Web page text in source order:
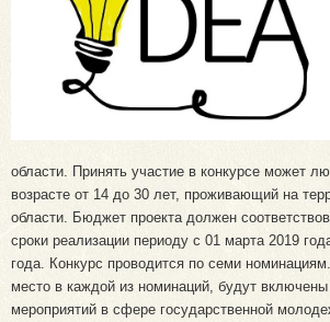
области. Принять участие в конкурсе может
возрасте от 14 до 30 лет, проживающий на
области. Бюджет проекта должен
сроки реализации периоду с 01 марта 2019
года. Конкурс проводится по семи
место в каждой из номинаций, будут
мероприятий в сфере государственной